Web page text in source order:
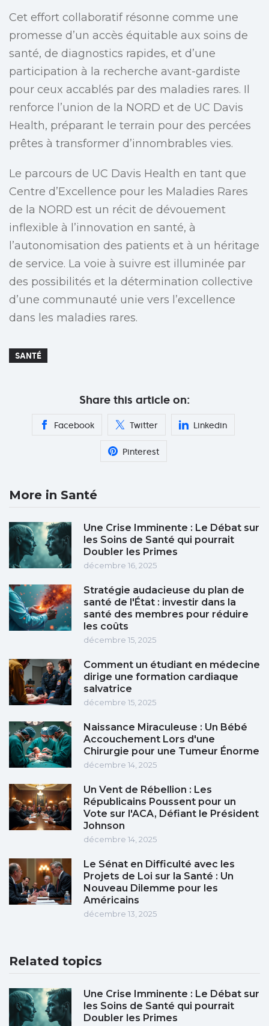
Cet effort collaboratif résonne comme une
promesse d’un accès équitable aux soins de
santé, de diagnostics rapides, et d’une
participation à la recherche avant-gardiste
pour ceux accablés par des maladies rares. Il
renforce l’union de la NORD et de UC Davis
Health, préparant le terrain pour des percées
prêtes à transformer d’innombrables vies.
Le parcours de UC Davis Health en tant que
Centre d’Excellence pour les Maladies Rares
de la NORD est un récit de dévouement
inflexible à l’innovation en santé, à
l’autonomisation des patients et à un héritage
de service. La voie à suivre est illuminée par
des possibilités et la détermination collective
d’une communauté unie vers l’excellence
dans les maladies rares.
SANTÉ
Share this article on:
Facebook Twitter Linkedin
Pinterest
More in Santé
Une Crise Imminente : Le Débat sur
les Soins de Santé qui pourrait
Doubler les Primes
décembre 16, 2025
Stratégie audacieuse du plan de
santé de l'État : investir dans la
santé des membres pour réduire
les coûts
décembre 15, 2025
Comment un étudiant en médecine
dirige une formation cardiaque
salvatrice
décembre 15, 2025
Naissance Miraculeuse : Un Bébé
Accouchement Lors d'une
Chirurgie pour une Tumeur Énorme
décembre 14, 2025
Un Vent de Rébellion : Les
Républicains Poussent pour un
Vote sur l'ACA, Défiant le Président
Johnson
décembre 14, 2025
Le Sénat en Difficulté avec les
Projets de Loi sur la Santé : Un
Nouveau Dilemme pour les
Américains
décembre 13, 2025
Related topics
Une Crise Imminente : Le Débat sur
les Soins de Santé qui pourrait
Doubler les Primes